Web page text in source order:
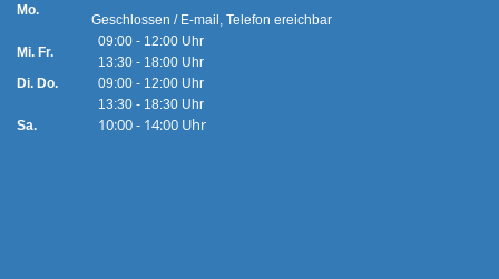
Mo.
Mi. Fr.
Geschlossen / E-mail, Telefon ereichbar
09:00 - 12:00 Uhr
13:30 - 18:00 Uhr
Di. Do.
Sa.
09:00 - 12:00 Uhr
13:30 - 18:30 Uhr
10:00 - 14:00 Uhr